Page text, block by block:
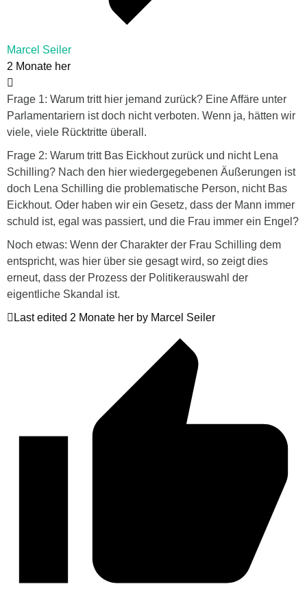
Marcel Seiler
2 Monate her
Frage 1: Warum tritt hier jemand zurück? Eine Affäre unter
Parlamentariern ist doch nicht verboten. Wenn ja, hätten wir
viele, viele Rücktritte überall.
Frage 2: Warum tritt Bas Eickhout zurück und nicht Lena
Schilling? Nach den hier wiedergegebenen Äußerungen ist
doch Lena Schilling die problematische Person, nicht Bas
Eickhout. Oder haben wir ein Gesetz, dass der Mann immer
schuld ist, egal was passiert, und die Frau immer ein Engel?
Noch etwas: Wenn der Charakter der Frau Schilling dem
entspricht, was hier über sie gesagt wird, so zeigt dies
erneut, dass der Prozess der Politikerauswahl der
eigentliche Skandal ist.
Last edited 2 Monate her by Marcel Seiler